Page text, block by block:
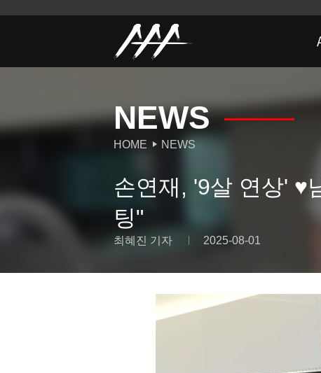
NEWS
HOME NEWS
손연재, '9살 연상' ♥
팅"
최혜진 기자 2025-08-01